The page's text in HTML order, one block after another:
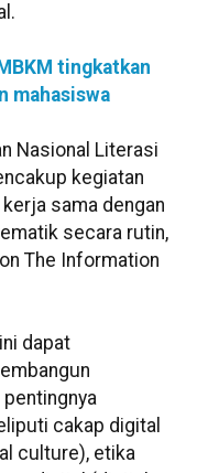
tingkatkan
mahasiswa
Nasional Literasi
kegiatan
sama dengan
secara rutin,
The Information
dapat
cakap digital
culture), etika